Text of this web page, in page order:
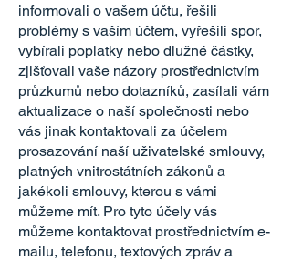
informovali o vašem účtu, řešili
problémy s vaším účtem, vyřešili spor,
vybírali poplatky nebo dlužné částky,
zjišťovali vaše názory prostřednictvím
průzkumů nebo dotazníků, zasílali vám
aktualizace o naší společnosti nebo
vás jinak kontaktovali za účelem
prosazování naší uživatelské smlouvy,
platných vnitrostátních zákonů a
jakékoli smlouvy, kterou s vámi
můžeme mít. Pro tyto účely vás
můžeme kontaktovat prostřednictvím e-
mailu, telefonu, textových zpráv a